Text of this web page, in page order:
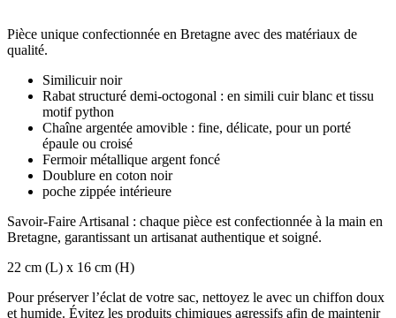
Pièce unique confectionnée en Bretagne avec des matériaux de
qualité.
Similicuir noir
Rabat structuré demi-octogonal : en simili cuir blanc et tissu
motif python
Chaîne argentée amovible : fine, délicate, pour un porté
épaule ou croisé
Fermoir métallique argent foncé
Doublure en coton noir
poche zippée intérieure
Savoir-Faire Artisanal : chaque pièce est confectionnée à la main en
Bretagne, garantissant un artisanat authentique et soigné.
22 cm (L) x 16 cm (H)
Pour préserver l’éclat de votre sac, nettoyez le avec un chiffon doux
et humide. Évitez les produits chimiques agressifs afin de maintenir